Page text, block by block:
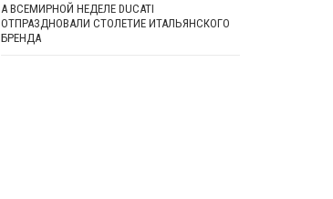
А ВСЕМИРНОЙ НЕДЕЛЕ DUCATI
ОТПРАЗДНОВАЛИ СТОЛЕТИЕ ИТАЛЬЯНСКОГО
БРЕНДА